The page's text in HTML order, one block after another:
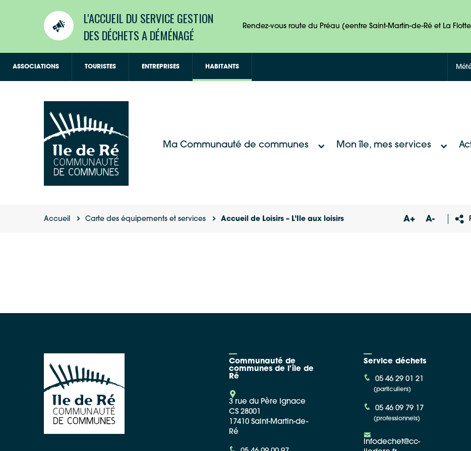
L'ACCUEIL DU SERVICE GESTION
DES DÉCHETS A DÉMÉNAGÉ
Rendez-vous route du Préau (eentre Saint-Martin-de-Ré et La
ASSOCIATIONS TOURISTES ENTREPRISES HABITANTS
Ma Communauté de communes Mon île, mes services
Accueil Carte des équipements et services Accueil de Loisirs – L’Ile aux loisirs A+ A-
Communauté de
communes de l'île de
Ré
3 rue du Père Ignace
CS 28001
17410 Saint-Martin-de-
Ré
Service déchets
05 46 29 01 21
(particuliers)
05 46 09 79 17
(professionnels)
infodechet@cc-